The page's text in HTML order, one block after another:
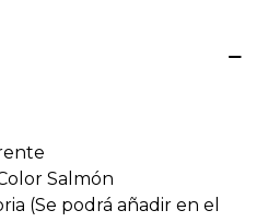
Salmón
(Se podrá añadir en el